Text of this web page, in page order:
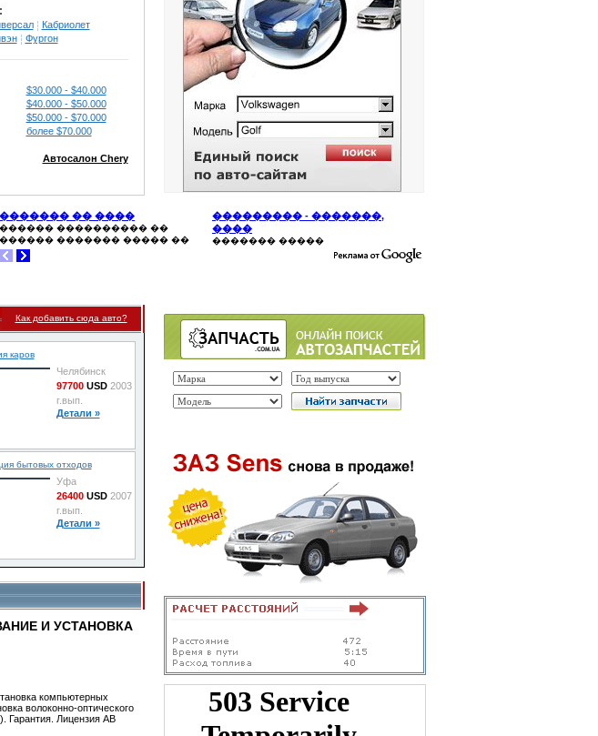
Кабриолет
Фургон
$30.000 - $40.000
$40.000 - $50.000
$50.000 - $70.000
более $70.000
Автосалон Chery
Как добавить сюда авто?
каров
Челябинск
97700USD2003
г.вып.
Детали »
бытовых отходов
Уфа
26400USD2007
г.вып.
Детали »
И УСТАНОВКА
компьютерных
волоконно-оптического
Гарантия. Лицензия АВ